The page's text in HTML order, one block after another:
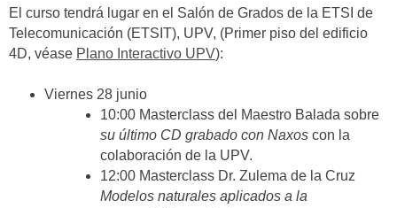
El curso tendrá lugar en el Salón de Grados de la ETSI de
Telecomunicación (ETSIT), UPV, (Primer piso del edificio
4D, véase Plano Interactivo UPV):
Viernes 28 junio
10:00 Masterclass del Maestro Balada sobre
su último CD grabado con Naxos con la
colaboración de la UPV.
12:00 Masterclass Dr. Zulema de la Cruz
Modelos naturales aplicados a la